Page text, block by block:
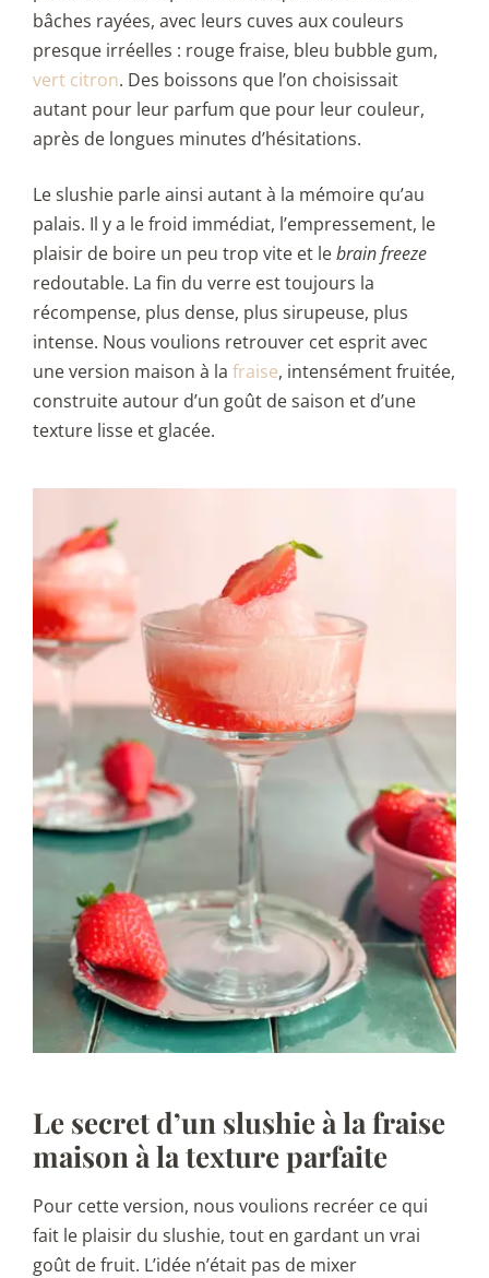
bâches rayées, avec leurs cuves aux couleurs
presque irréelles : rouge fraise, bleu bubble gum,
vert citron. Des boissons que l’on choisissait
autant pour leur parfum que pour leur couleur,
après de longues minutes d’hésitations.
Le slushie parle ainsi autant à la mémoire qu’au
palais. Il y a le froid immédiat, l’empressement, le
plaisir de boire un peu trop vite et lebrain freeze
redoutable. La fin du verre est toujours la
récompense, plus dense, plus sirupeuse, plus
intense. Nous voulions retrouver cet esprit avec
une version maison à la fraise, intensément fruitée,
construite autour d’un goût de saison et d’une
texture lisse et glacée.
Le secret d’un slushie à la fraise
maison à la texture parfaite
Pour cette version, nous voulions recréer ce qui
fait le plaisir du slushie, tout en gardant un vrai
goût de fruit. L’idée n’était pas de mixer